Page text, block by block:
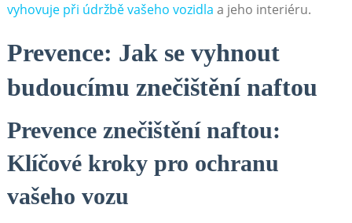
vyhovuje při údržbě vašeho vozidla a jeho interiéru.
Prevence: Jak se vyhnout
budoucímu znečištění naftou
Prevence znečištění naftou:
Klíčové kroky pro ochranu
vašeho vozu